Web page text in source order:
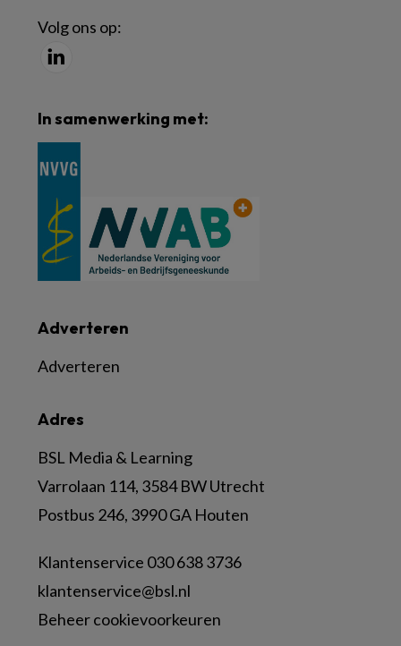
Volg ons op:
Adres
BSL Media & Learning
Varrolaan 114, 3584 BW Utrecht
Postbus 246, 3990 GA Houten
Klantenservice 030 638 3736
klantenservice@bsl.nl
Beheer cookievoorkeuren
Adverteren
Adverteren
In samenwerking met: